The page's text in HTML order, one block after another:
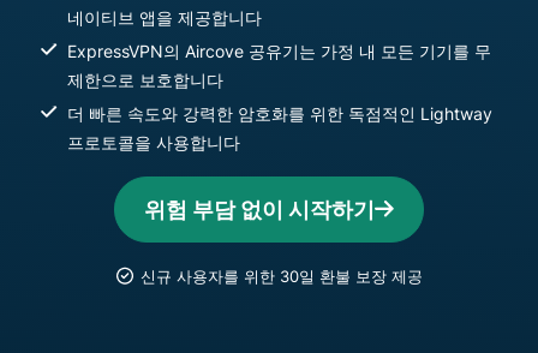
네이티브 앱을 제공합니다
ExpressVPN의 Aircove 공유기는 가정 내 모든 기기를 무
제한으로 보호합니다
더 빠른 속도와 강력한 암호화를 위한 독점적인 Lightway
프로토콜을 사용합니다
위험 부담 없이 시작하기
신규 사용자를 위한 30일 환불 보장 제공